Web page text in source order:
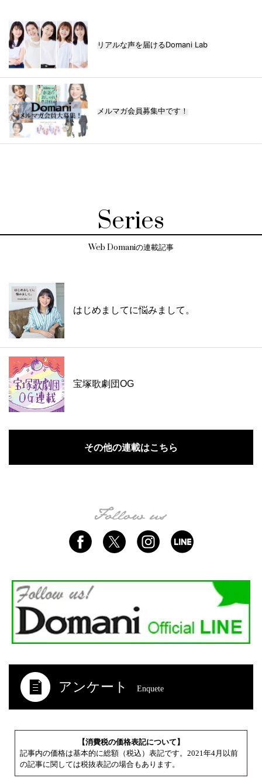
リアルな声を届けるDomani Lab
メルマガ会員募集中です！
Series
Web Domaniの連載記事
はじめましてに悩みまして。
宝塚歌劇団OG
その他の連載はこちら
アンケート Enquete
【消費税の価格表記について】
記事内の価格は基本的に総額（税込）表記です。2021年4月以前
の記事に関しては税抜表記の場合もあります。